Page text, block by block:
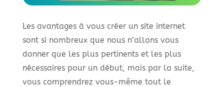
Les avantages à vous créer un site internet
sont si nombreux que nous n’allons vous
donner que les plus pertinents et les plus
nécessaires pour un début, mais par la suite,
vous comprendrez vous-même tout le